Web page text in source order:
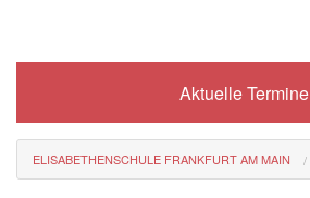
Eli-Portal
Aktuelle Termine
ELISABETHENSCHULE FRANKFURT AM MAIN